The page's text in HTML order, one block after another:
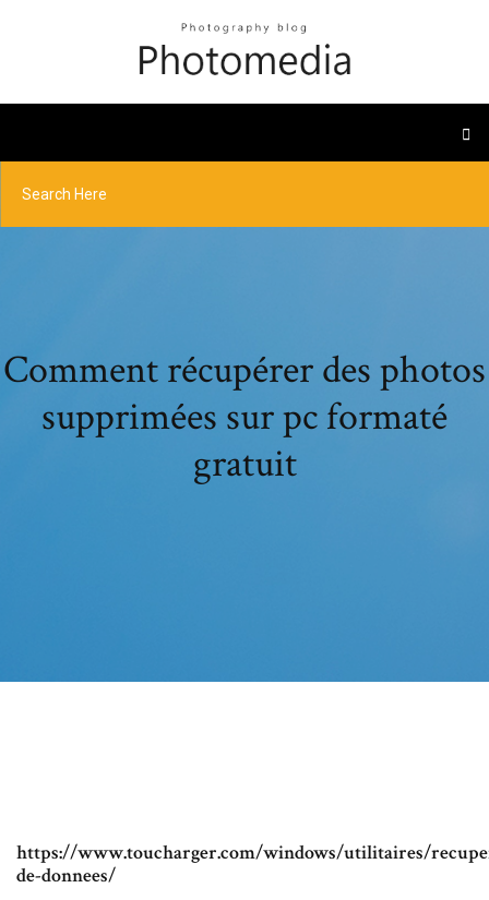
Comment récupérer des photos
supprimées sur pc formaté
gratuit
https://www.toucharger.com/windows/utilitaires/
de-donnees/